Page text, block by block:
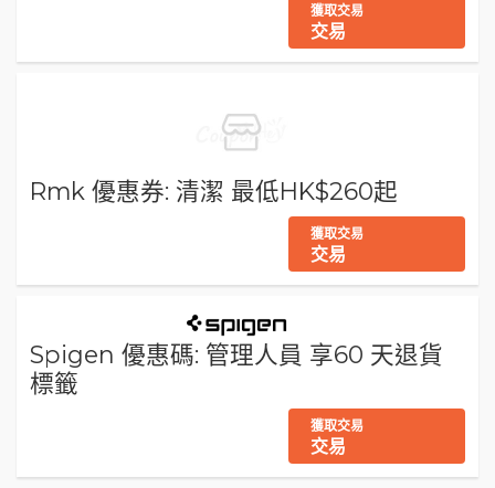
獲取交易
交易
Rmk 優惠券: 清潔 最低HK$260起
獲取交易
交易
Spigen 優惠碼: 管理人員 享60 天退貨
標籤
獲取交易
交易